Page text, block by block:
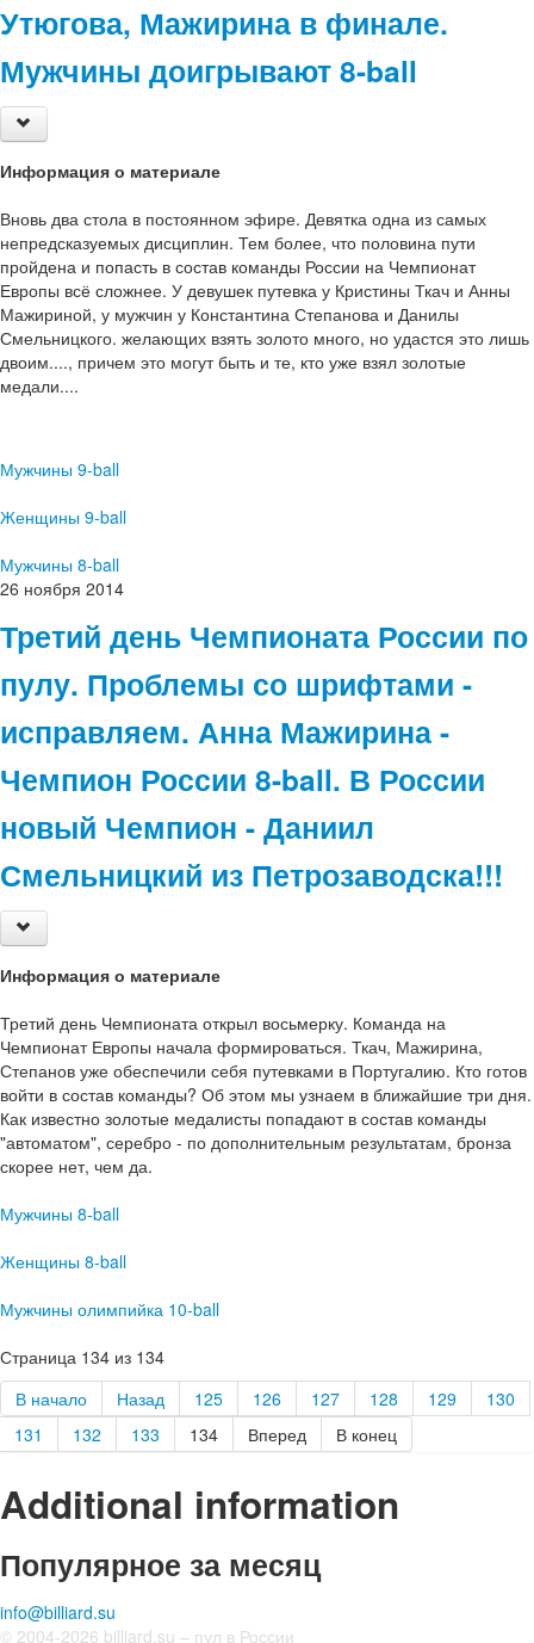
Утюгова, Мажирина в финале.
Мужчины доигрывают 8-ball
Информация о материале
Вновь два стола в постоянном эфире. Девятка одна из самых
непредсказуемых дисциплин. Тем более, что половина пути
пройдена и попасть в состав команды России на Чемпионат
Европы всё сложнее. У девушек путевка у Кристины Ткач и Анны
Мажириной, у мужчин у Константина Степанова и Данилы
Смельницкого. желающих взять золото много, но удастся это лишь
двоим...., причем это могут быть и те, кто уже взял золотые
медали....
Мужчины 9-ball
Женщины 9-ball
Мужчины 8-ball
26 ноября 2014
Третий день Чемпионата России по
пулу. Проблемы со шрифтами -
исправляем. Анна Мажирина -
Чемпион России 8-ball. В России
новый Чемпион - Даниил
Смельницкий из Петрозаводска!!!
Информация о материале
Третий день Чемпионата открыл восьмерку. Команда на
Чемпионат Европы начала формироваться. Ткач, Мажирина,
Степанов уже обеспечили себя путевками в Португалию. Кто готов
войти в состав команды? Об этом мы узнаем в ближайшие три дня.
Как известно золотые медалисты попадают в состав команды
"автоматом", серебро - по дополнительным результатам, бронза
скорее нет, чем да.
Мужчины 8-ball
Женщины 8-ball
Мужчины олимпийка 10-ball
Страница 134 из 134
В начало
Назад 125 126 127 128 129
130
131
132 133 134 Вперед В конец
Additional information
Популярное за месяц
info@billiard.su
© 2004-2026 billiard.su – пул в России